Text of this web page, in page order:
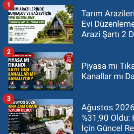
Tarım
Evi
Arazi Şartı 2
1
Piyasa mı
Kanallar mı
2
Ağustos
%31,90 Oldu:
İçin Güncel
3